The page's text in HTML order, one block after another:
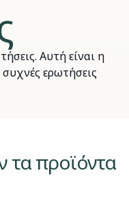
Αυτή είναι η
ερωτήσεις
τα προϊόντα